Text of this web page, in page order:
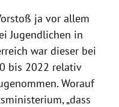
ja vor allem
Jugendlichen in
war dieser bei
bis 2022 relativ
Worauf
„dass